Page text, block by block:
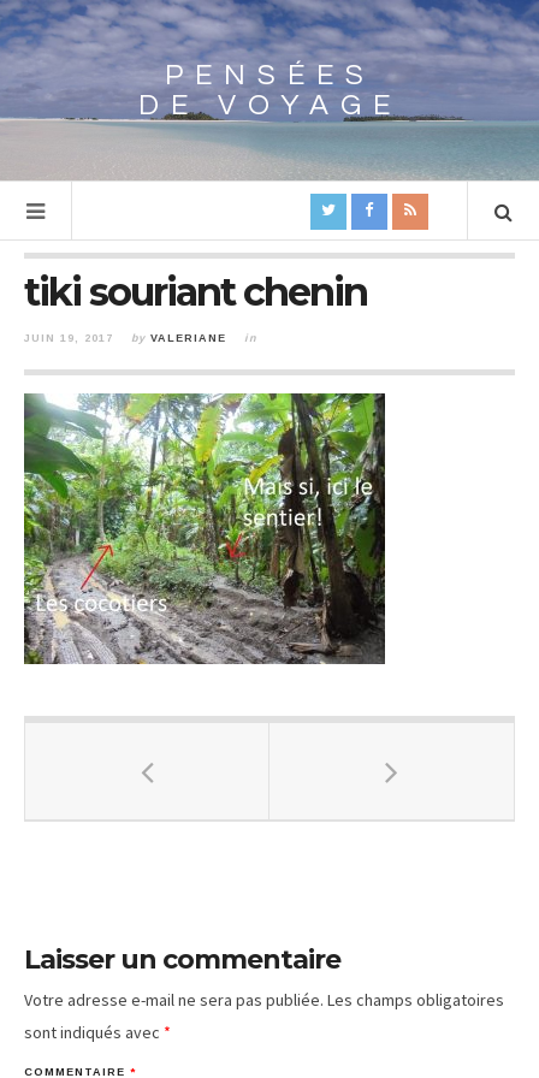
Array
PENSÉES
DE VOYAGE
tiki souriant chenin
JUIN 19, 2017 by VALERIANE in
Laisser un commentaire
Votre adresse e-mail ne sera pas publiée. Les champs obligatoires
sont indiqués avec *
COMMENTAIRE *